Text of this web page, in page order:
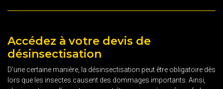
Accédez à votre devis de
désinsectisation
D'une certaine manière, la désinsectisation peut être obligatoire dès
lors que les insectes causent des dommages importants. Ainsi,